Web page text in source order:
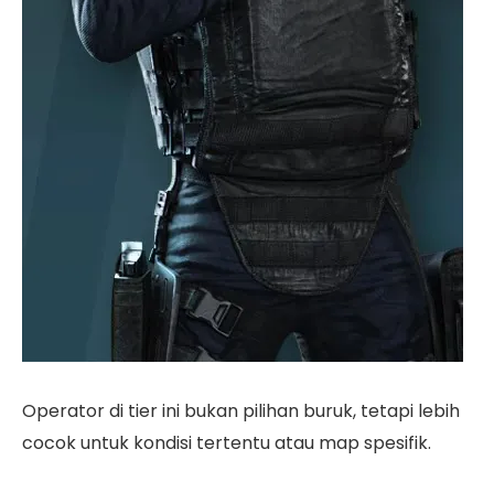
Operator di tier ini bukan pilihan buruk, tetapi lebih
cocok untuk kondisi tertentu atau map spesifik.